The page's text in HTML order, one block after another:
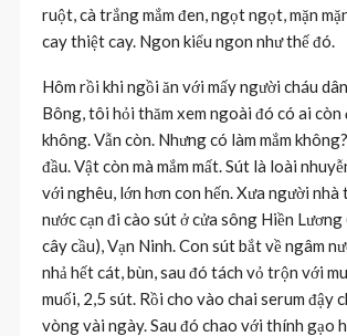
ruột, cà trắng mắm đen, ngọt ngọt, mặn
cay thiệt cay. Ngon kiểu ngon như thế đó.
Hôm rồi khi ngồi ăn với mấy người cháu
Bông, tôi hỏi thăm xem ngoài đó có ai còn
không. Vẫn còn. Nhưng có làm mắm
đầu. Vật còn mà mắm mất. Sút là loài
với nghêu, lớn hơn con hến. Xưa người
nước cạn đi cào sút ở cửa sông Hiền
cây cầu), Vạn Ninh. Con sút bắt về ngâm
nhả hết cát, bùn, sau đó tách vỏ trộn với
muối, 2,5 sút. Rồi cho vào chai serum đậy
vòng vài ngày. Sau đó chao với thính gạo